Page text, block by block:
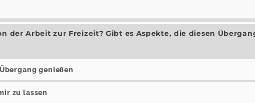
der Arbeit zur Freizeit? Gibt es Aspekte, die diesen
genießen
zu lassen